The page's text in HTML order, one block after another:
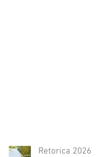
Retorica 2026